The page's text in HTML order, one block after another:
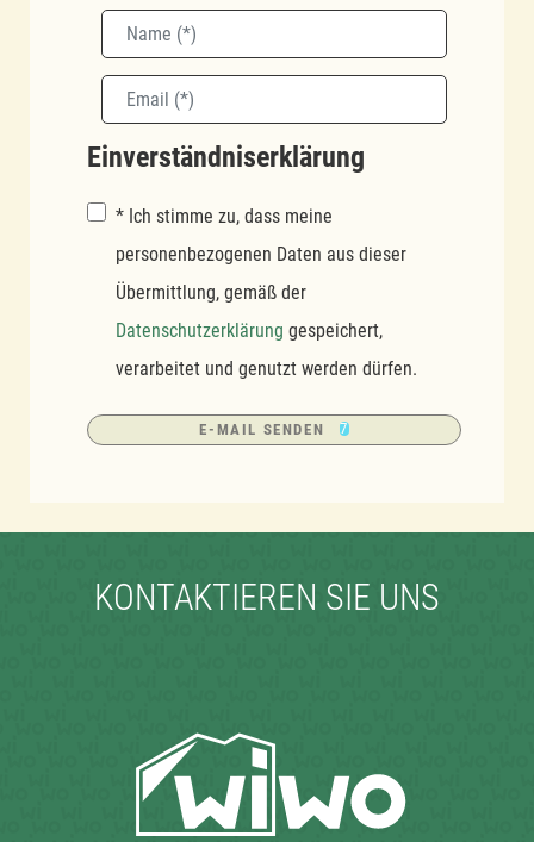
Name
Email
Einverständniserklärung
Zustimmung
Zustimmung
* Ich stimme zu, dass meine
personenbezogenen Daten aus dieser
Übermittlung, gemäß der
Datenschutzerklärung gespeichert,
verarbeitet und genutzt werden dürfen.
Ergebnis
E-Mail senden E-MAIL SENDEN 7
KONTAKTIEREN SIE UNS